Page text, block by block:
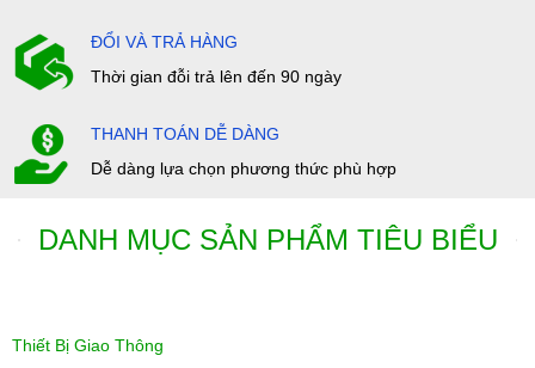
ĐỔI VÀ TRẢ HÀNG
Thời gian đỗi trả lên đến 90 ngày
THANH TOÁN DỄ DÀNG
Dễ dàng lựa chọn phương thức phù hợp
DANH MỤC SẢN PHẨM TIÊU BIỂU
Thiết Bị Giao Thông